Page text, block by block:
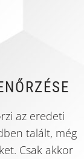
az eredeti
talált, még
Csak akkor